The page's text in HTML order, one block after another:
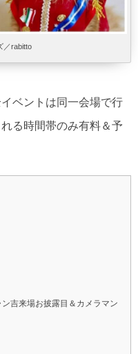
／rabitto
ベントは同一会場で行
る時間帯のみ有料＆予
吉来場お披露目＆カメラマン